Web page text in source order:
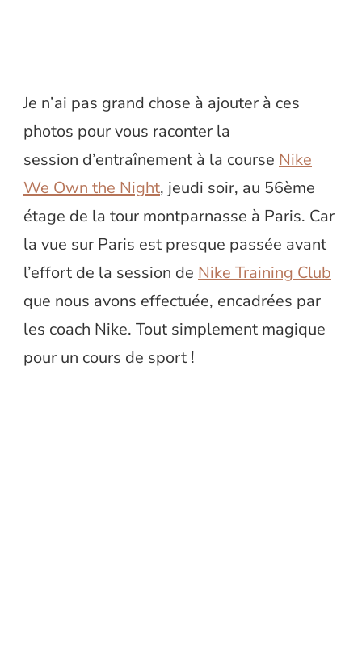
Je n’ai pas grand chose à ajouter à ces
photos pour vous raconter la
session d’entraînement à la course Nike
We Own the Night, jeudi soir, au 56ème
étage de la tour montparnasse à Paris. Car
la vue sur Paris est presque passée avant
l’effort de la session de Nike Training Club
que nous avons effectuée, encadrées par
les coach Nike. Tout simplement magique
pour un cours de sport !